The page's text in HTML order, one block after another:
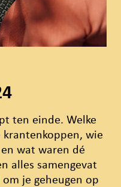
ten einde. Welke
krantenkoppen, wie
wat waren dé
alles samengevat
je geheugen op